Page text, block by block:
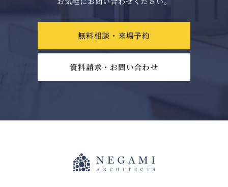
無料相談・来場予約
資料請求・お問い合わせ